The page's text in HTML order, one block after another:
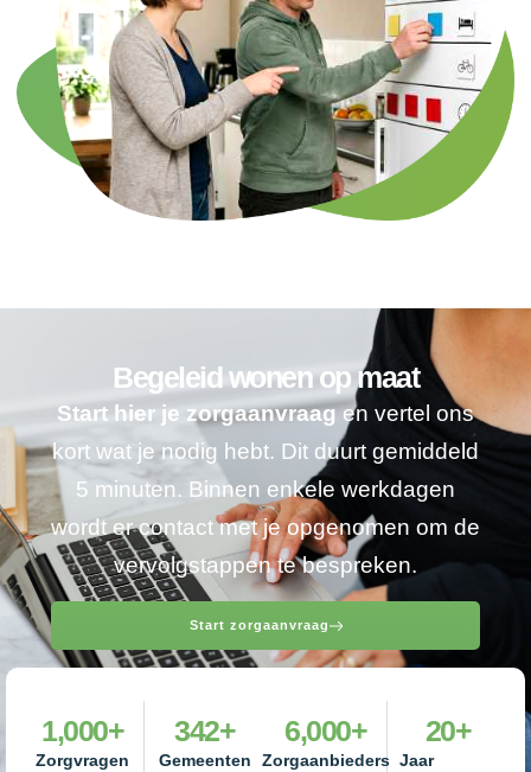
Begeleid wonen op maat
Start hier je zorgaanvraagen vertel ons
kort wat je nodig hebt. Dit duurt gemiddeld
5 minuten. Binnen enkele werkdagen
wordt er contact met je opgenomen om de
vervolgstappen te bespreken.
Start zorgaanvraag
Zorgvragen
1,000+
Gemeenten
342+
Zorgaanbieders
6,000+
Jaar
20+